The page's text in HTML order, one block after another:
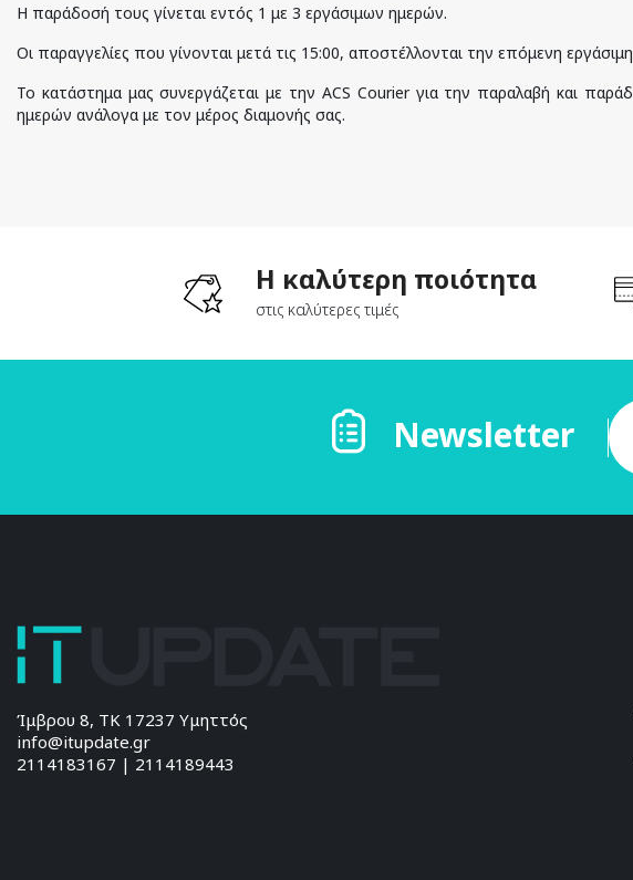
Η παράδοσή τους γίνεται εντός 1 με 3 εργάσιμων ημερών.
Οι παραγγελίες που γίνονται μετά τις 15:00, αποστέλλονται την επόμενη
Το κατάστημα μας συνεργάζεται με την ACS Courier για την παραλαβή και
ημερών ανάλογα με τον μέρος διαμονής σας.
Η καλύτερη ποιότητα
στις καλύτερες τιμές
Newsletter
Ίμβρου 8, ΤΚ 17237 Υμηττός
info@itupdate.gr
2114183167 | 2114189443